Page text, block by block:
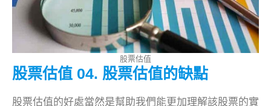
股票估值
股票估值 04. 股票估值的缺點
股票估值的好處當然是幫助我們能更加理解該股票的實